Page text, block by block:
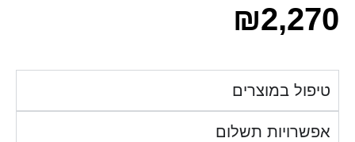
₪2,270
טיפול במוצרים
אפשרויות תשלום